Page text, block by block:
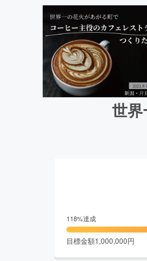
世
118%達成
目標金額1,000,000円